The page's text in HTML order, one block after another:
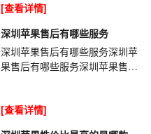
问题。不匹配则考...
[查看详情]
深圳苹果售后有哪些服务
深圳苹果售后有哪些服务深圳苹
果售后有哪些服务深圳苹果售后
苹果手机一...
[查看详情]